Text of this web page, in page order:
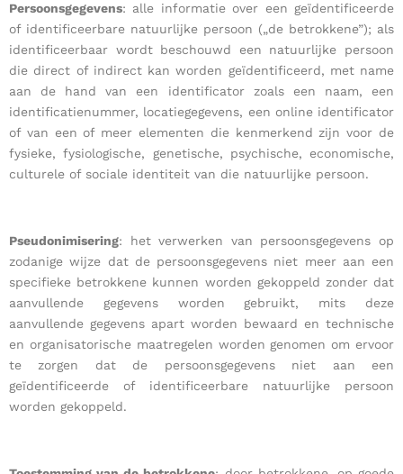
Persoonsgegevens: alle informatie over een geïdentificeerde
of identificeerbare natuurlijke persoon („de betrokkene”); als
identificeerbaar wordt beschouwd een natuurlijke persoon
die direct of indirect kan worden geïdentificeerd, met name
aan de hand van een identificator zoals een naam, een
identificatienummer, locatiegegevens, een online identificator
of van een of meer elementen die kenmerkend zijn voor de
fysieke, fysiologische, genetische, psychische, economische,
culturele of sociale identiteit van die natuurlijke persoon.
Pseudonimisering: het verwerken van persoonsgegevens op
zodanige wijze dat de persoonsgegevens niet meer aan een
specifieke betrokkene kunnen worden gekoppeld zonder dat
aanvullende gegevens worden gebruikt, mits deze
aanvullende gegevens apart worden bewaard en technische
en organisatorische maatregelen worden genomen om ervoor
te zorgen dat de persoonsgegevens niet aan een
geïdentificeerde of identificeerbare natuurlijke persoon
worden gekoppeld.